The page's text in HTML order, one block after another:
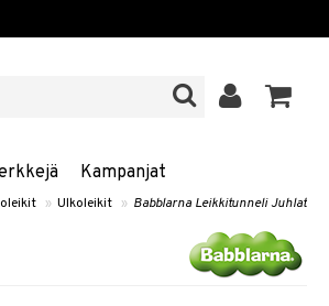
Kampanjat
» Ulkoleikit » Babblarna Leikkitunneli Juhlat